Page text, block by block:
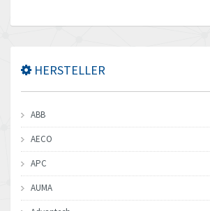
HERSTELLER
ABB
AECO
APC
AUMA